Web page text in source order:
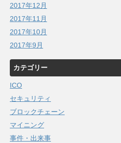
2017年12月
2017年11月
2017年10月
2017年9月
カテゴリー
ICO
セキュリティ
ブロックチェーン
マイニング
事件・出来事